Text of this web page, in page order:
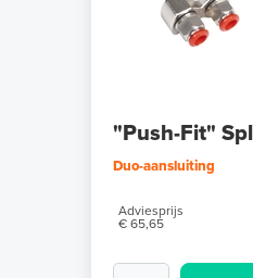
"Push-Fit"
Duo-aansluiting
Adviesprijs
€ 65,65